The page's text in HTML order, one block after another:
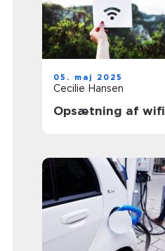
05. maj 2025
Cecilie Hansen
Opsætning af wifi